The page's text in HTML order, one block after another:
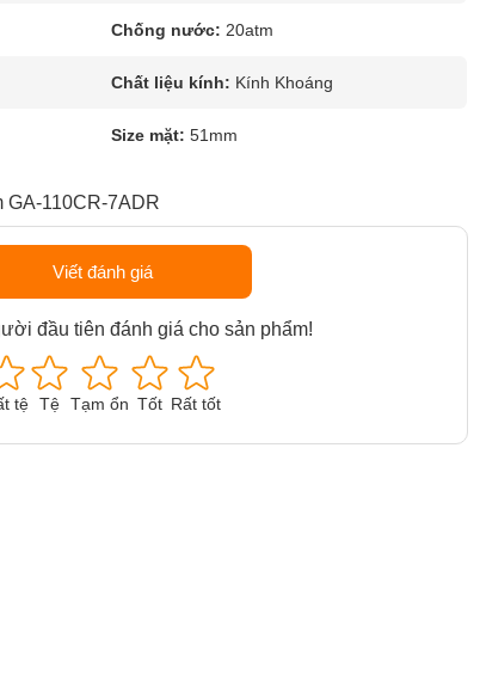
Chống nước: 20atm
Chất liệu kính: Kính Khoáng
Size mặt: 51mm
GA-110CR-7ADR
Viết đánh giá
đầu tiên đánh giá cho sản phẩm!
tệ Tệ Tạm ổn Tốt Rất tốt